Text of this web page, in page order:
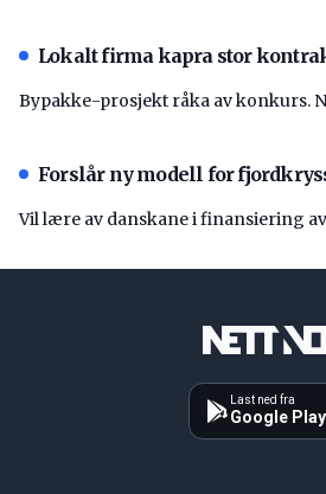
Lokalt firma kapra stor
Bypakke-prosjekt råka av konkurs.
Forslår ny modell for
Vil lære av danskane i finansiering
Last ned fra
Google Play